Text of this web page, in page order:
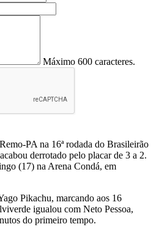
Máximo 600 caracteres.
PA na 16ª rodada do Brasileirão
derrotado pelo placar de 3 a 2.
(17) na Arena Condá, em
Pikachu, marcando aos 16
igualou com Neto Pessoa,
do primeiro tempo.